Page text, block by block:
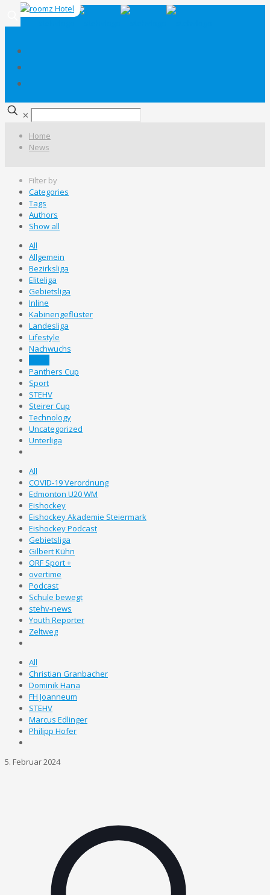
✕
Home
News
Filter by
Categories
Tags
Authors
Show all
All
Allgemein
Bezirksliga
Eliteliga
Gebietsliga
Inline
Kabinengeflüster
Landesliga
Lifestyle
Nachwuchs
Panthers Cup
Sport
STEHV
Steirer Cup
Technology
Uncategorized
Unterliga
All
COVID-19 Verordnung
Edmonton U20 WM
Eishockey
Eishockey Akademie Steiermark
Eishockey Podcast
Gebietsliga
Gilbert Kühn
ORF Sport +
overtime
Podcast
Schule bewegt
stehv-news
Youth Reporter
Zeltweg
All
Christian Granbacher
Dominik Hana
FH Joanneum
STEHV
Marcus Edlinger
Philipp Hofer
5. Februar 2024